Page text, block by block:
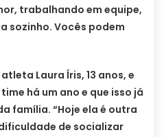
trabalhando em equipe,
sozinho. Vocês podem
Laura Íris, 13 anos, e
há um ano e que isso já
família. “Hoje ela é outra
de socializar